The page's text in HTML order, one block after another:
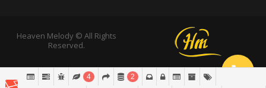
Heaven Melody © All Rights
Reserved.
4 2